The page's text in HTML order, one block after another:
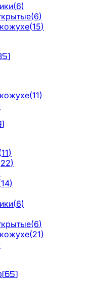
(6)
(6)
(15)
)
(11)
)
11)
22)
14)
(6)
(6)
(21)
(65)